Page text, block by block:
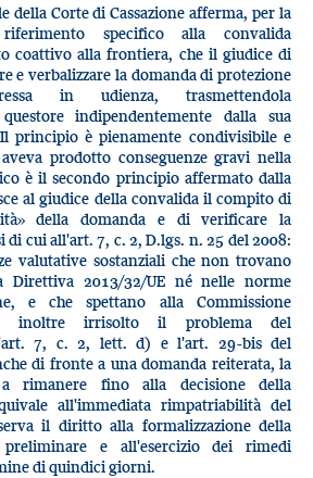
della Corte di Cassazione afferma, per la
specifico alla convalida
coattivo alla frontiera, che il giudice di
e verbalizzare la domanda di protezione
in udienza, trasmettendola
indipendentemente dalla sua
principio è pienamente condivisibile e
prodotto conseguenze gravi nella
è il secondo principio affermato dalla
al giudice della convalida il compito di
della domanda e di verificare la
di cui all'art. 7, c. 2, D.lgs. n. 25 del 2008:
valutative sostanziali che non trovano
Direttiva 2013/32/UE né nelle norme
e che spettano alla Commissione
inoltre irrisolto il problema del
7, c. 2, lett. d) e l'art. 29-bis del
di fronte a una domanda reiterata, la
rimanere fino alla decisione della
all'immediata rimpatriabilità del
il diritto alla formalizzazione della
preliminare e all'esercizio dei rimedi
di quindici giorni.